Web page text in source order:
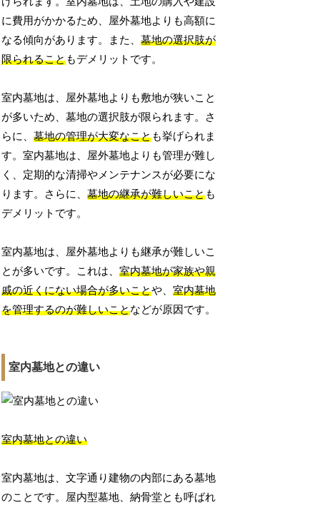
に費用がかかるため、屋外墓地よりも高額に
なる傾向があります。また、墓地の選択肢が
限られることもデメリットです。
室内墓地は、屋外墓地よりも敷地が狭いこと
が多いため、墓地の選択肢が限られます。さ
らに、墓地の管理が大変なことも挙げられま
す。室内墓地は、屋外墓地よりも管理が難し
く、定期的な清掃やメンテナンスが必要にな
ります。さらに、墓地の継承が難しいことも
デメリットです。
室内墓地は、屋外墓地よりも継承が難しいこ
とが多いです。これは、室内墓地が家族や親
戚の近くにない場合が多いことや、室内墓地
を管理するのが難しいことなどが原因です。
室内墓地との違い
室内墓地との違い
室内墓地は、文字通り建物の内部にある墓地
のことです。屋内型墓地、納骨堂とも呼ばれ